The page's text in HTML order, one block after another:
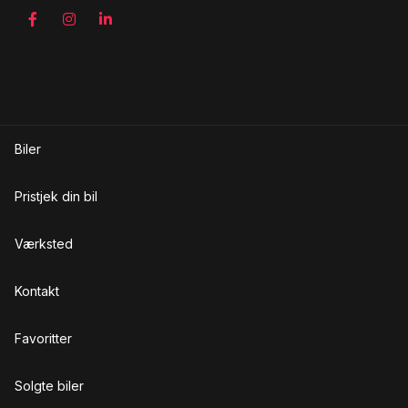
Biler
Pristjek din bil
Værksted
Kontakt
Favoritter
Solgte biler